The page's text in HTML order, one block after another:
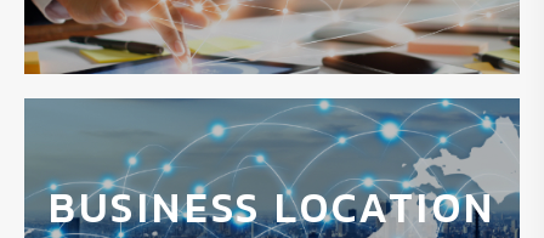
BUSINESS LOCATION